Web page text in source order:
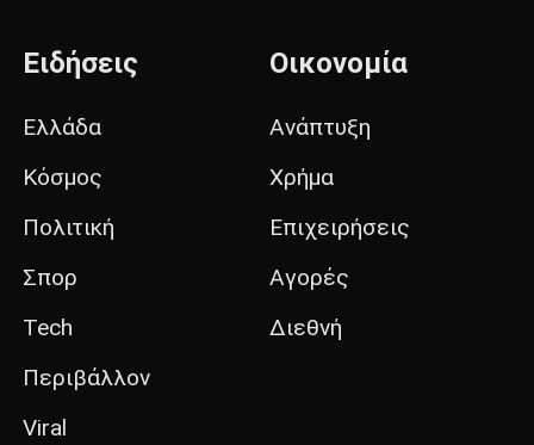
Ειδήσεις
Ελλάδα
Κόσμος
Πολιτική
Σπορ
Tech
Περιβάλλον
Viral
Οικονομία
Ανάπτυξη
Χρήμα
Επιχειρήσεις
Αγορές
Διεθνή